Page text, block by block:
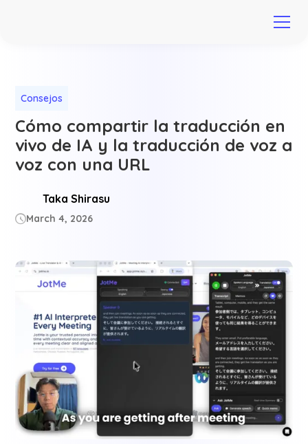
Consejos
Cómo compartir la traducción en
vivo de IA y la traducción de voz a
voz con una URL
Taka Shirasu
March 4, 2026